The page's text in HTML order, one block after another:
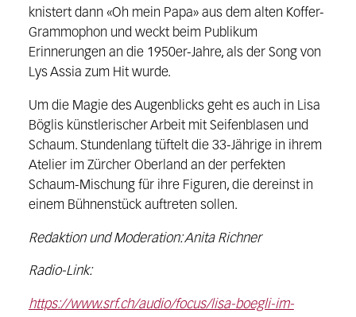
knistert dann «Oh mein Papa» aus dem alten Koffer-
Grammophon und weckt beim Publikum
Erinnerungen an die 1950er-Jahre, als der Song von
Lys Assia zum Hit wurde.
Um die Magie des Augenblicks geht es auch in Lisa
Böglis künstlerischer Arbeit mit Seifenblasen und
Schaum. Stundenlang tüftelt die 33-Jährige in ihrem
Atelier im Zürcher Oberland an der perfekten
Schaum-Mischung für ihre Figuren, die dereinst in
einem Bühnenstück auftreten sollen.
Redaktion und Moderation: Anita Richner
Radio-Link:
https://www.srf.ch/audio/focus/lisa-boegli-im-